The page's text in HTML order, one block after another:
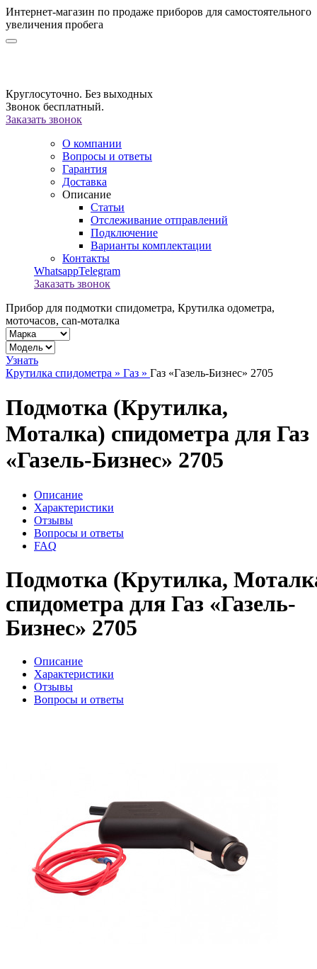
Интернет-магазин по продаже приборов для самостоятельного
увеличения пробега
Круглосуточно. Без выходных
Звонок бесплатный.
Заказать звонок
О компании
Вопросы и ответы
Гарантия
Доставка
Описание
Статьи
Отслеживание отправлений
Подключение
Варианты комплектации
Контакты
WhatsappTelegram
Заказать звонок
Прибор для подмотки спидометра, Крутилка одометра,
моточасов, can-моталка
Узнать
Крутилка спидометра » Газ » Газ «Газель-Бизнес» 2705
Подмотка (Крутилка,
Моталка) спидометра для Газ
«Газель-Бизнес» 2705
Описание
Характеристики
Отзывы
Вопросы и ответы
FAQ
Подмотка (Крутилка,
спидометра для Газ «Газель-
Бизнес» 2705
Описание
Характеристики
Отзывы
Вопросы и ответы